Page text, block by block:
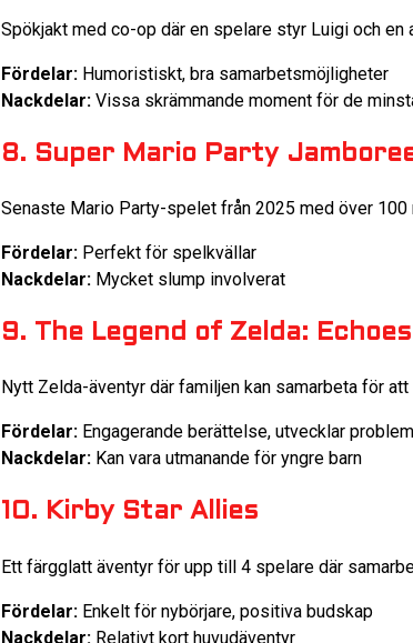
Spökjakt med co-op där en spelare styr Luigi och en
Fördelar: Humoristiskt, bra samarbetsmöjligheter
Nackdelar: Vissa skrämmande moment för de
8. Super Mario Party
Senaste Mario Party-spelet från 2025 med över
Fördelar: Perfekt för spelkvällar
Nackdelar: Mycket slump involverat
9. The Legend of Zelda:
Nytt Zelda-äventyr där familjen kan samarbeta för
Fördelar: Engagerande berättelse, utvecklar
Nackdelar: Kan vara utmanande för yngre barn
10. Kirby Star Allies
Ett färgglatt äventyr för upp till 4 spelare där
Fördelar: Enkelt för nybörjare, positiva budskap
Nackdelar: Relativt kort huvudäventyr